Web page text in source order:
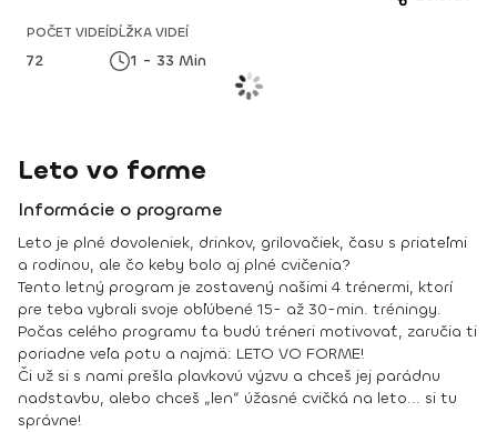
POČET VIDEÍ
72
DĹŽKA VIDEÍ
1 - 33 Min
Leto vo forme
Informácie o programe
Leto je plné dovoleniek, drinkov, grilovačiek, času s priateľmi
a rodinou, ale čo keby bolo aj plné cvičenia?
Tento letný program je zostavený našimi 4 trénermi, ktorí
pre teba vybrali svoje obľúbené 15- až 30-min. tréningy.
Počas celého programu ťa budú tréneri motivovať, zaručia ti
poriadne veľa potu a najmä: LETO VO FORME!
Či už si s nami prešla plavkovú výzvu a chceš jej parádnu
nadstavbu, alebo chceš „len“ úžasné cvičká na leto... si tu
správne!